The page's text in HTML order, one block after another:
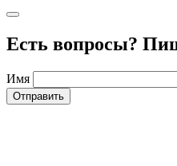
Есть вопросы?
Имя